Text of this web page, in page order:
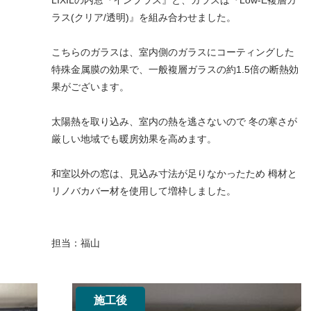
ラス(クリア/透明)』を組み合わせました。
こちらのガラスは、室内側のガラスにコーティングした
特殊金属膜の効果で、一般複層ガラスの約1.5倍の断熱効
果がございます。
太陽熱を取り込み、室内の熱を逃さないので 冬の寒さが
厳しい地域でも暖房効果を高めます。
和室以外の窓は、見込み寸法が足りなかったため 栂材と
リノバカバー材を使用して増枠しました。
担当：福山
施工後